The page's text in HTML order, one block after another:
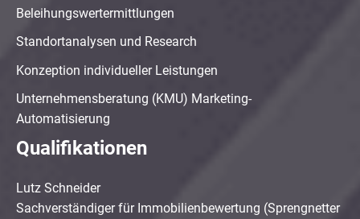
Beleihungswertermittlungen
Standortanalysen und Research
Konzeption individueller Leistungen
Unternehmensberatung (KMU) Marketing-
Automatisierung
Qualifikationen
Lutz Schneider
Sachverständiger für Immobilienbewertung (Sprengnetter